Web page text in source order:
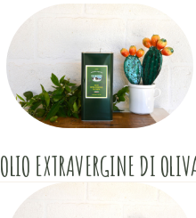
OLIO EXTRAVERGINE DI